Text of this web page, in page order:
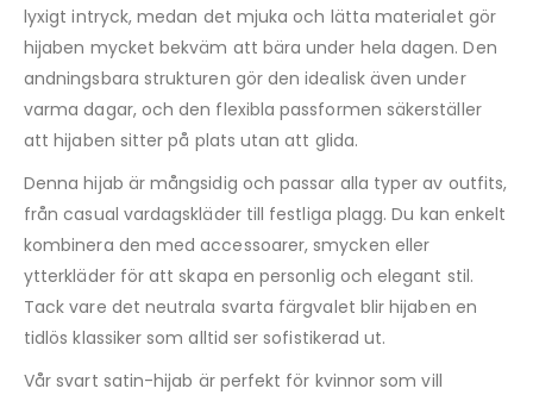
lyxigt intryck, medan det mjuka och lätta materialet gör
hijaben mycket bekväm att bära under hela dagen. Den
andningsbara strukturen gör den idealisk även under
varma dagar, och den flexibla passformen säkerställer
att hijaben sitter på plats utan att glida.
Denna hijab är mångsidig och passar alla typer av outfits,
från casual vardagskläder till festliga plagg. Du kan enkelt
kombinera den med accessoarer, smycken eller
ytterkläder för att skapa en personlig och elegant stil.
Tack vare det neutrala svarta färgvalet blir hijaben en
tidlös klassiker som alltid ser sofistikerad ut.
Vår svart satin-hijab är perfekt för kvinnor som vill